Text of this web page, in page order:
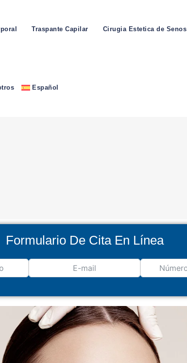
Traspante Capilar Cirugia Estetica de Senos
Español
Formulario De Cita En Línea